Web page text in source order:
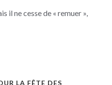
il ne cesse de « remuer »,
LA FÊTE DES